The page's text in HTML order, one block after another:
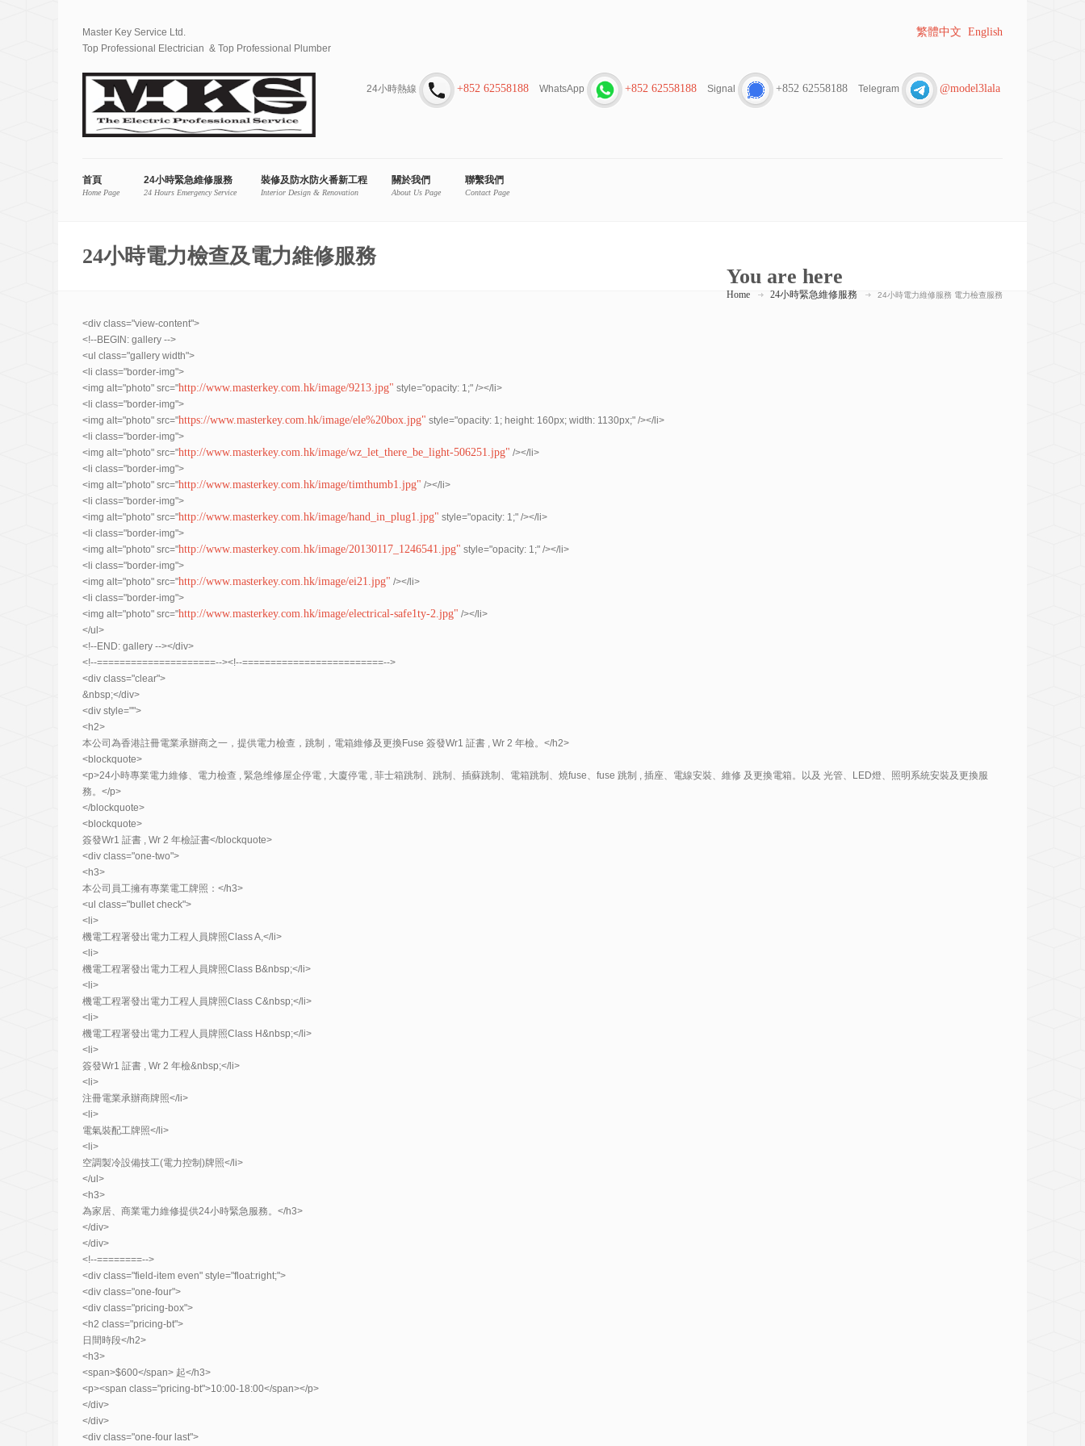
Master Key Service Ltd.
Top Professional Electrician & Top Professional Plumber
繁體中文 English
24小時熱線 +852 62558188 WhatsApp +852 62558188 Signal +852 62558188 Telegram @model3lala
首頁
Home Page
24小時緊急維修服務
24 Hours Emergency Service
裝修及防水防火番新工程
Interior Design & Renovation
關於我們
About Us Page
聯繫我們
Contact Page
24小時電力檢查及電力維修服務
You are here
Home 24小時緊急維修服務 24小時電力維修服務 電力檢查服務
<div class="view-content">
<!--BEGIN: gallery -->
<ul class="gallery width">
<li class="border-img">
<img alt="photo" src="http://www.masterkey.com.hk/image/9213.jpg" style="opacity: 1;" /></li>
<li class="border-img">
<img alt="photo" src="https://www.masterkey.com.hk/image/ele%20box.jpg" style="opacity: 1; height: 160px; width: 1130px;" /></li>
<li class="border-img">
<img alt="photo" src="http://www.masterkey.com.hk/image/wz_let_there_be_light-506251.jpg" /></li>
<li class="border-img">
<img alt="photo" src="http://www.masterkey.com.hk/image/timthumb1.jpg" /></li>
<li class="border-img">
<img alt="photo" src="http://www.masterkey.com.hk/image/hand_in_plug1.jpg" style="opacity: 1;" /></li>
<li class="border-img">
<img alt="photo" src="http://www.masterkey.com.hk/image/20130117_1246541.jpg" style="opacity: 1;" /></li>
<li class="border-img">
<img alt="photo" src="http://www.masterkey.com.hk/image/ei21.jpg" /></li>
<li class="border-img">
<img alt="photo" src="http://www.masterkey.com.hk/image/electrical-safe1ty-2.jpg" /></li>
</ul>
<!--END: gallery --></div>
<!--=====================--><!--=========================-->
<div class="clear">
&nbsp;</div>
<div style="">
<h2>
本公司為香港註冊電業承辦商之一，提供電力檢查，跳制，電箱維修及更換Fuse 簽發Wr1 証書 , Wr 2 年檢。</h2>
<blockquote>
<p>24小時專業電力維修、電力檢查 , 緊急维修屋企停電 , 大廈停電 , 菲士箱跳制、跳制、插蘇跳制、電箱跳制、燒fuse、fuse 跳制 , 插座、電線安裝、維修 及更換電箱。以及 光管、LED燈、照明系統安裝及更換服
務。</p>
</blockquote>
<blockquote>
簽發Wr1 証書 , Wr 2 年檢証書</blockquote>
<div class="one-two">
<h3>
本公司員工擁有專業電工牌照：</h3>
<ul class="bullet check">
<li>
機電工程署發出電力工程人員牌照Class A,</li>
<li>
機電工程署發出電力工程人員牌照Class B&nbsp;</li>
<li>
機電工程署發出電力工程人員牌照Class C&nbsp;</li>
<li>
機電工程署發出電力工程人員牌照Class H&nbsp;</li>
<li>
簽發Wr1 証書 , Wr 2 年檢&nbsp;</li>
<li>
注冊電業承辦商牌照</li>
<li>
電氣裝配工牌照</li>
<li>
空調製冷設備技工(電力控制)牌照</li>
</ul>
<h3>
為家居、商業電力維修提供24小時緊急服務。</h3>
</div>
</div>
<!--========-->
<div class="field-item even" style="float:right;">
<div class="one-four">
<div class="pricing-box">
<h2 class="pricing-bt">
日間時段</h2>
<h3>
<span>$600</span> 起</h3>
<p><span class="pricing-bt">10:00-18:00</span></p>
</div>
</div>
<div class="one-four last">